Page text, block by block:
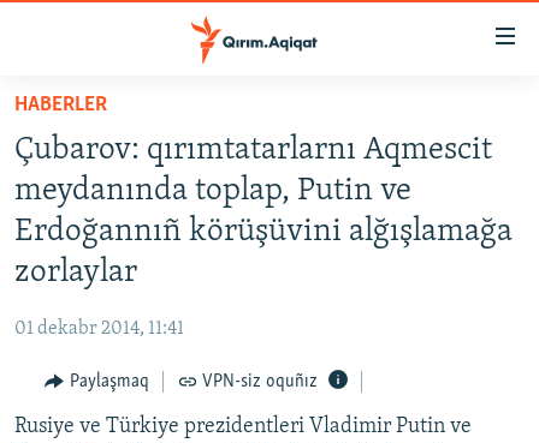
Esas
qaytmaq
Baş
navigatsiyağa
qaytmaq
Qıdıruvğa
HABERLER
SİYASET
İQTİSADİYAT
CEMİYET
İNSAN AQLARI
VİDEO
SÜRET
HABERLER
Çubarov: qırımtatarlarnı Aqmescit
meydanında toplap, Putin ve
Erdoğannıñ körüşüvini alğışlamağa
zorlaylar
01 dekabr 2014, 11:41
Paylaşmaq VPN-siz oquñız
Rusiye ve Türkiye prezidentleri Vladimir Putin ve